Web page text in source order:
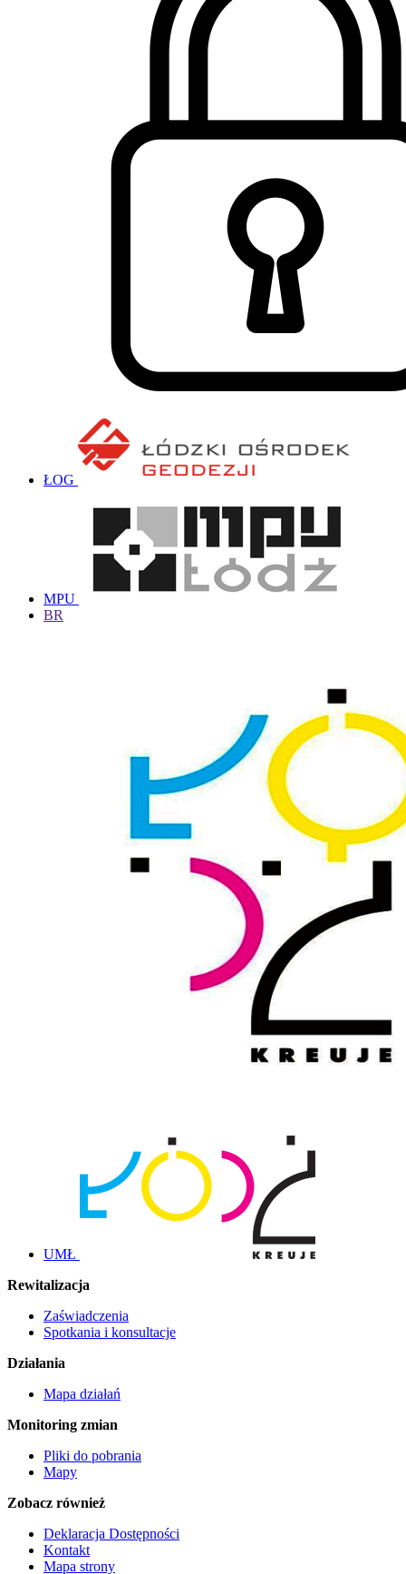
ŁOG
MPU
BR
UMŁ
Rewitalizacja
Zaświadczenia
Spotkania i konsultacje
Działania
Mapa działań
Monitoring zmian
Pliki do pobrania
Mapy
Zobacz również
Deklaracja Dostępności
Kontakt
Mapa strony